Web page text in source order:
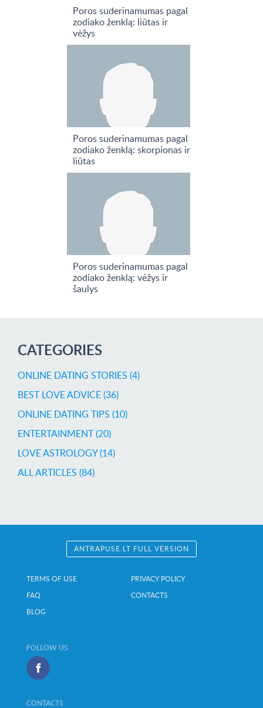
Poros suderinamumas pagal
zodiako ženklą: liūtas ir
vėžys
Poros suderinamumas pagal
zodiako ženklą: skorpionas ir
liūtas
Poros suderinamumas pagal
zodiako ženklą: vėžys ir
šaulys
CATEGORIES
ONLINE DATING STORIES (4)
BEST LOVE ADVICE (36)
ONLINE DATING TIPS (10)
ENTERTAINMENT (20)
LOVE ASTROLOGY (14)
ALL ARTICLES (84)
ANTRAPUSE.LT FULL VERSION
TERMS OF USE
PRIVACY POLICY
FAQ
CONTACTS
BLOG
FOLLOW US
CONTACTS